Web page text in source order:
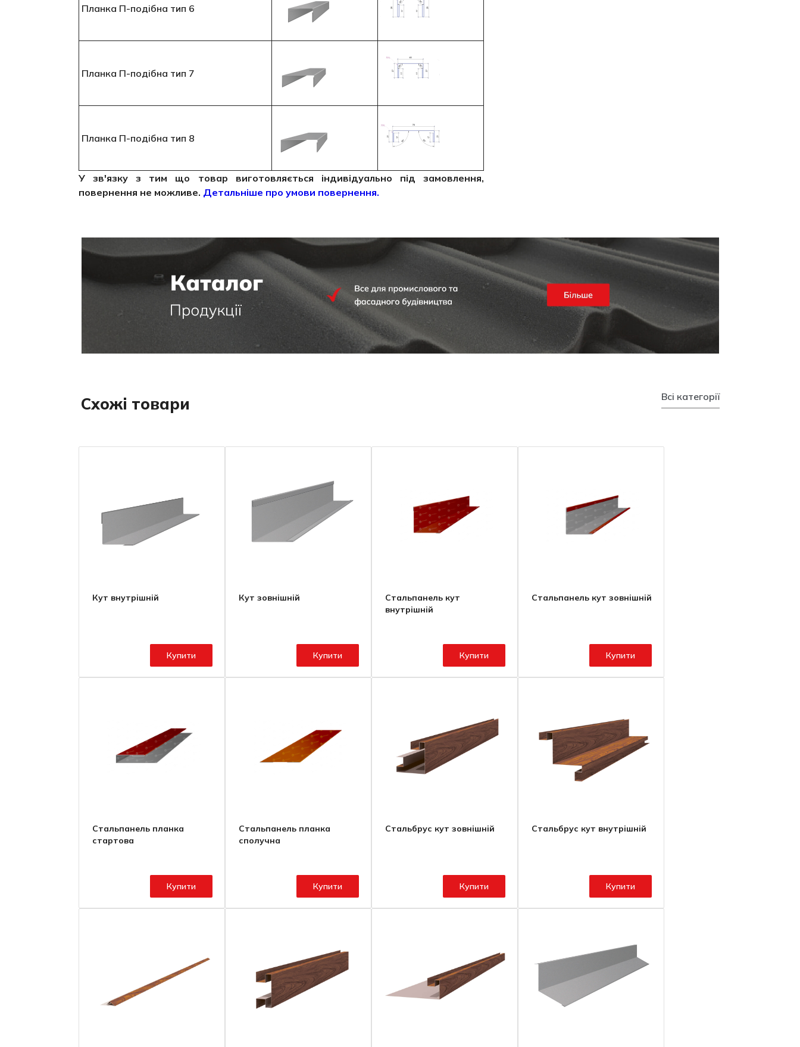
Планка П-подібна тип 6
Планка П-подібна тип 7
Планка П-подібна тип 8
У зв'язку з тим що товар виготовляється індивідуально під замовлення,
повернення не можливе. Детальніше про умови повернення.
Схожі товари Всі категорії
Кут внутрішній
Купити
Кут зовнішній
Купити
Стальпанель кут
внутрішній
Купити
Стальпанель кут зовнішній
Купити
Стальпанель планка
стартова
Купити
Стальпанель планка
сполучна
Купити
Стальбрус кут зовнішній
Купити
Стальбрус кут внутрішній
Купити